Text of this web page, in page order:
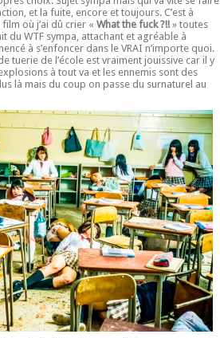
et la fuite, encore et toujours. C’est à
où j’ai dû crier « What the fuck ?!! » toutes
du WTF sympa, attachant et agréable à
à s’enfoncer dans le VRAI n’importe quoi.
tuerie de l’école est vraiment jouissive car il y
à tout va et les ennemis sont des
là mais du coup on passe du surnaturel au